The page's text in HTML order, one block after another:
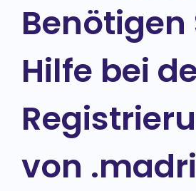
Benötigen
Hilfe bei
von